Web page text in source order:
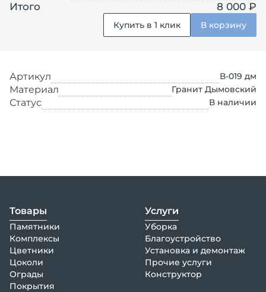
Итого 8 000 ₽
Купить в 1 клик В корзину
Артикул В-019 дм
Материал Гранит Дымовский
Статус В наличии
Товары
Памятники
Комплексы
Цветники
Цоколи
Ограды
Покрытия
Услуги
Уборка
Благоустройство
Установка и демонтаж
Прочие услуги
Конструктор